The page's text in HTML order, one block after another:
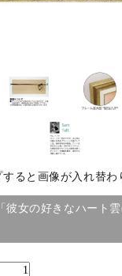
サイズ
素材
ブランド
ると画像が入れ替わ
彼女の好きなハート